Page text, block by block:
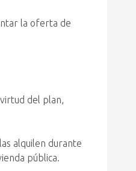
la oferta de
del plan,
alquilen durante
pública.